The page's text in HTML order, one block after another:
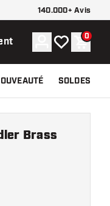
140.000+ Avis
Compte
Ma liste de
Panier
0
SOLDES
Brass